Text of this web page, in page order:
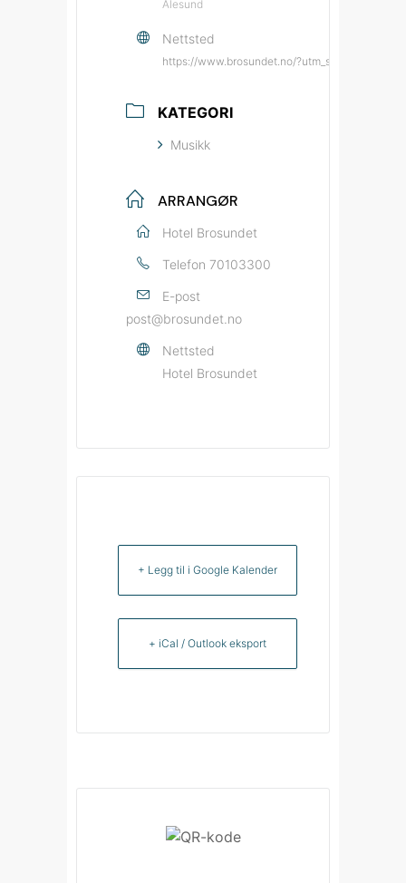
Ålesund
Nettsted
https://www.brosundet.no/
KATEGORI
Musikk
ARRANGØR
Hotel Brosundet
Telefon 70103300
E-post
post@brosundet.no
Nettsted
Hotel Brosundet
+ Legg til i Google Kalender
+ iCal / Outlook eksport